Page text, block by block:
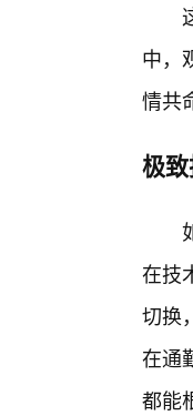
中，
情共
极
在技
切换
在通
都能